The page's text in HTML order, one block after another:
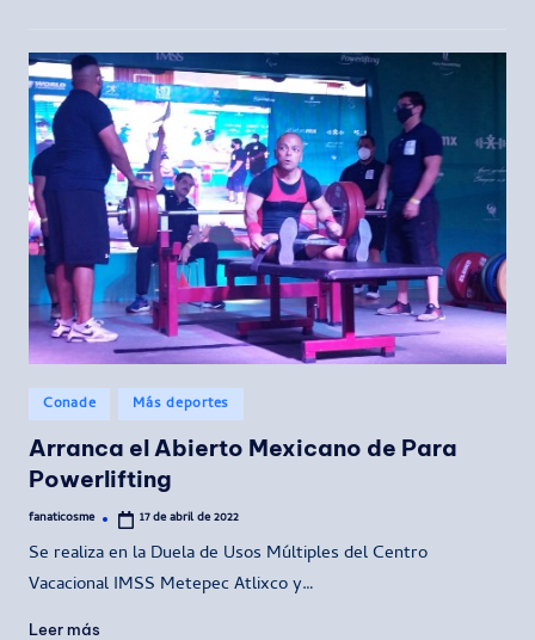
Publicado
en
Conade Más deportes
Arranca el Abierto Mexicano de Para
Powerlifting
Publicado
fanaticosme 17 de abril de 2022
Se realiza en la Duela de Usos Múltiples del Centro
Vacacional IMSS Metepec Atlixco y…
Leer más